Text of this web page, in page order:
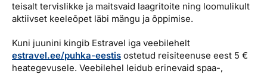
teisalt tervislikke ja maitsvaid laagritoite ning loomulikult
aktiivset keeleõpet läbi mängu ja õppimise.
Kuni juunini kingib Estravel iga veebilehelt
estravel.ee/puhka-eestis ostetud reisiteenuse eest 5 €
heategevusele. Veebilehel leidub erinevaid spaa-,